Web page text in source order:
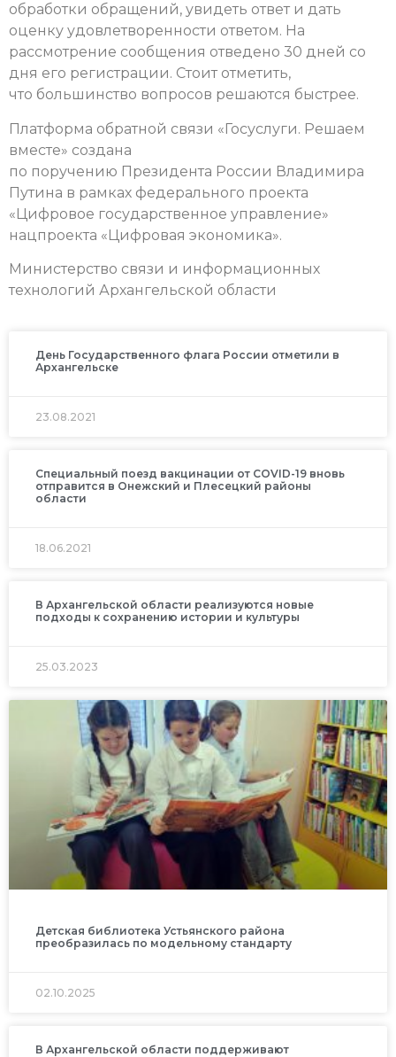
обработки обращений, увидеть ответ и дать
оценку удовлетворенности ответом. На
рассмотрение сообщения отведено 30 дней со
дня его регистрации. Стоит отметить,
что большинство вопросов решаются быстрее.
Платформа обратной связи «Госуслуги. Решаем
вместе» создана
по поручению Президента России Владимира
Путина в рамках федерального проекта
«Цифровое государственное управление»
нацпроекта «Цифровая экономика».
Министерство связи и информационных
технологий Архангельской области
День Государственного флага России отметили в
Архангельске
23.08.2021
Специальный поезд вакцинации от COVID-19 вновь
отправится в Онежский и Плесецкий районы
области
18.06.2021
В Архангельской области реализуются новые
подходы к сохранению истории и культуры
25.03.2023
Детская библиотека Устьянского района
преобразилась по модельному стандарту
02.10.2025
В Архангельской области поддерживают